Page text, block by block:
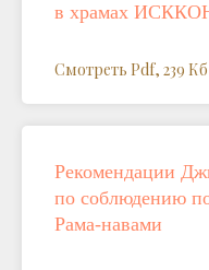
в храмах
Смотреть Pdf, 239 Кб
Рекомендации
по соблюдению
Рама-навами